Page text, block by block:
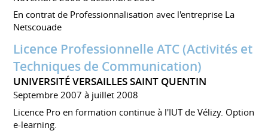
En contrat de Professionnalisation avec l'entreprise La
Netscouade
Licence Professionnelle ATC (Activités et
Techniques de Communication)
UNIVERSITÉ VERSAILLES SAINT QUENTIN
Septembre 2007 à juillet 2008
Licence Pro en formation continue à l'IUT de Vélizy. Option
e-learning.